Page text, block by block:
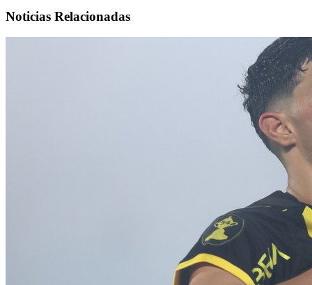
Noticias Relacionadas